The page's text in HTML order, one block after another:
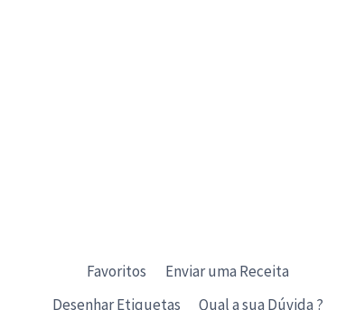
Favoritos
Enviar uma Receita
Desenhar Etiquetas
Qual a sua Dúvida ?